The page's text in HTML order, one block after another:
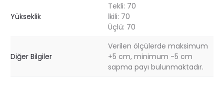
Yükseklik
Tekli: 70
İkili: 70
Üçlü: 70
Diğer Bilgiler
Verilen ölçülerde maksimum
+5 cm, minimum -5 cm
sapma payı bulunmaktadır.